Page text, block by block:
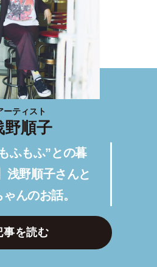
ーティスト
野順子
ふもふ”との暮
浅野順子さんと
んのお話。
事を読む